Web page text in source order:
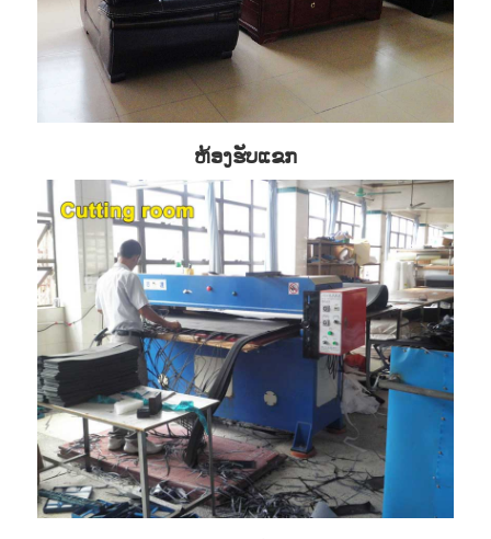
ຫ້ອງຮັບແຂກ